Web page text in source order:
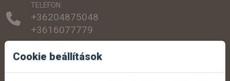
TELEFON:
+36204875048
+3616077779
SZEMÉLYES ÁTVÉTEL:
Cookie beállítások